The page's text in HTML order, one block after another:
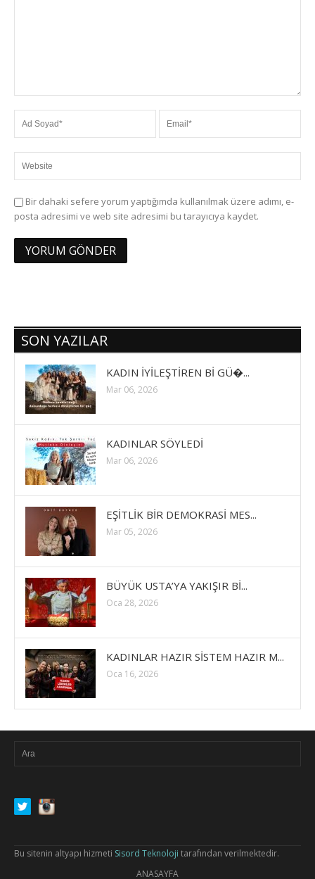
Bir dahaki sefere yorum yaptığımda kullanılmak üzere adımı, e-
posta adresimi ve web site adresimi bu tarayıcıya kaydet.
SON YAZILAR
KADIN İYİLEŞTİREN Bİ GÜ�...
Mar 06, 2026
KADINLAR SÖYLEDİ
Mar 06, 2026
EŞİTLİK BİR DEMOKRASİ MES...
Mar 05, 2026
BÜYÜK USTA’YA YAKIŞIR Bİ...
Oca 28, 2026
KADINLAR HAZIR SİSTEM HAZIR M...
Oca 16, 2026
Bu sitenin altyapı hizmeti Sisord Teknoloji tarafından verilmektedir.
ANASAYFA